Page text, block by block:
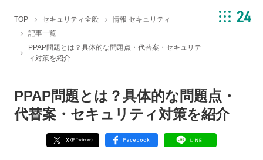
TOP セキュリティ全般
情報 セキュリティ
記事一覧
PPAP問題とは？具体的な問題点・代替案・セキュリテ
ィ対策を紹介
PPAP問題とは？具体的な問題点・
代替案・セキュリティ対策を紹介